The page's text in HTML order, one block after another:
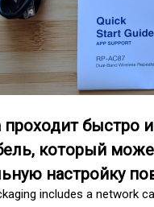
проходит быстро
который
настройку
includes a network